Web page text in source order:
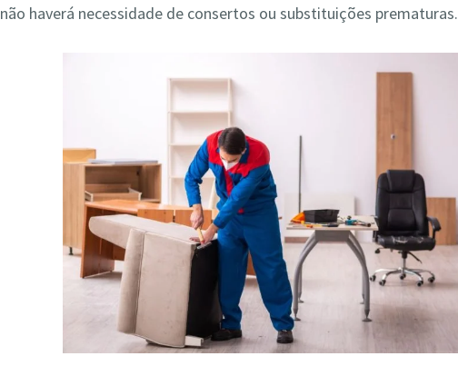
não haverá necessidade de consertos ou substituições prematuras.